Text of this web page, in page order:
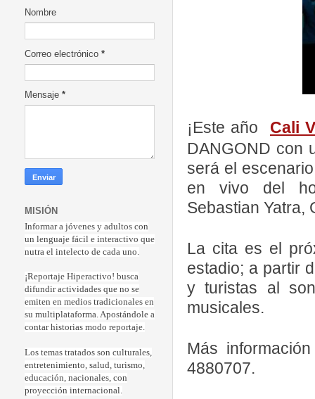
¡Este año Cali
DANGOND con
será el
en vivo del
Sebastian Yatra,
La cita es el
estadio; a partir
y turistas al
musicales.
Más
4880707.
Nombre
Correo electrónico *
Mensaje *
MISIÓN
Informar a jóvenes y adultos con
un lenguaje fácil e interactivo que
nutra el intelecto de cada uno.
¡Reportaje Hiperactivo! busca
difundir actividades que no se
emiten en medios tradicionales en
su multiplataforma. Apostándole a
contar historias modo reportaje.
Los temas tratados son culturales,
entretenimiento, salud, turismo,
educación, nacionales, con
proyección internacional.